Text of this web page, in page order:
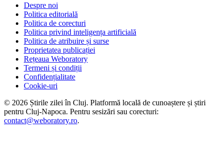
Despre noi
Politica editorială
Politica de corecturi
Politica privind inteligența artificială
Politica de atribuire și surse
Proprietatea publicației
Rețeaua Weboratory
Termeni și condiții
Confidențialitate
Cookie-uri
© 2026 Știrile zilei în Cluj. Platformă locală de cunoaștere și știri
pentru Cluj-Napoca. Pentru sesizări sau corecturi:
contact@weboratory.ro.